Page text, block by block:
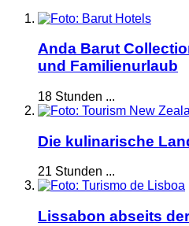
Anda Barut
und Familienurlaub
18 Stunden ...
Die kulinarische
21 Stunden ...
Lissabon abseits